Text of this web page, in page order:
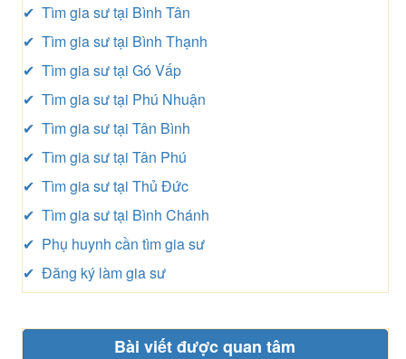
✔ Tìm gia sư tại Bình Tân
✔ Tìm gia sư tại Bình Thạnh
✔ Tìm gia sư tại Gó Vấp
✔ Tìm gia sư tại Phú Nhuận
✔ Tìm gia sư tại Tân Bình
✔ Tìm gia sư tại Tân Phú
✔ Tìm gia sư tại Thủ Đức
✔ Tìm gia sư tại Bình Chánh
✔ Phụ huynh cần tìm gia sư
✔ Đăng ký làm gia sư
Bài viết được quan tâm